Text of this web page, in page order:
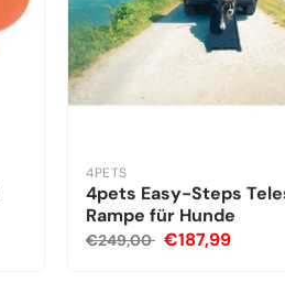
4PETS
4pets Easy-Steps
Rampe für Hunde
€249,00 €187,99